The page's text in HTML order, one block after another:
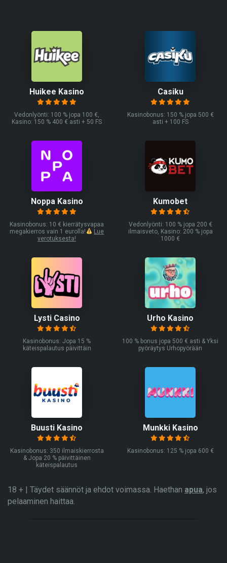
Huikee Kasino
Vedonlyönti: 100 % jopa 100 €,
Kasino: 150 % 400 € asti + 50 FS
Casiku
Kasinobonus: 150 % jopa 500 €
asti + 100 FS
Noppa Kasino
Kasinobonus: 10 € kierrätysvapaa
megakierros vain 1 eurolla!
Lue
verotuksesta!
Kumobet
Vedonlyönti: 100 % jopa 200 €
ilmaisveto, Kasino: 200 % jopa
1000 €
Lysti Casino
Kasinobonus: Jopa 15 %
käteispalautus päivittäin
Urho Kasino
100 % bonus jopa 500 € asti & Yksi
pyöräytys Urhopyörään
Buusti Kasino
Kasinobonus: 350 ilmaiskierrosta
& Jopa 20 % päivittäinen
käteispalautus
Munkki Kasino
Kasinobonus: 125 % jopa 600 €
18 + | Täydet säännöt ja ehdot voimassa. Haethan apua, jos
pelaaminen haittaa.